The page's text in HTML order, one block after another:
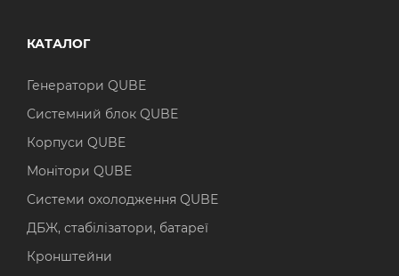
КАТАЛОГ
Генератори QUBE
Системний блок QUBE
Корпуси QUBE
Монітори QUBE
Системи охолодження QUBE
ДБЖ, стабілізатори, батареї
Кронштейни